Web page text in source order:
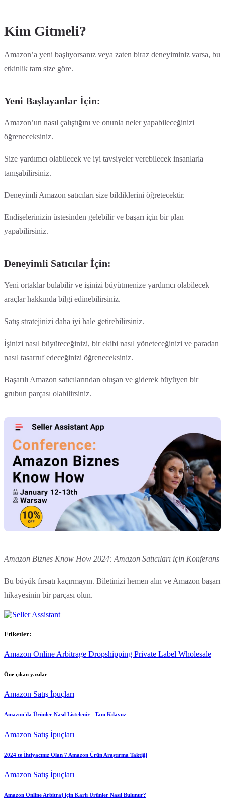
Kim Gitmeli?
Amazon’a yeni başlıyorsanız veya zaten biraz deneyiminiz varsa, bu
etkinlik tam size göre.
Yeni Başlayanlar İçin:
Amazon’un nasıl çalıştığını ve onunla neler yapabileceğinizi
öğreneceksiniz.
Size yardımcı olabilecek ve iyi tavsiyeler verebilecek insanlarla
tanışabilirsiniz.
Deneyimli Amazon satıcıları size bildiklerini öğretecektir.
Endişelerinizin üstesinden gelebilir ve başarı için bir plan
yapabilirsiniz.
Deneyimli Satıcılar İçin:
Yeni ortaklar bulabilir ve işinizi büyütmenize yardımcı olabilecek
araçlar hakkında bilgi edinebilirsiniz.
Satış stratejinizi daha iyi hale getirebilirsiniz.
İşinizi nasıl büyüteceğinizi, bir ekibi nasıl yöneteceğinizi ve paradan
nasıl tasarruf edeceğinizi öğreneceksiniz.
Başarılı Amazon satıcılarından oluşan ve giderek büyüyen bir
grubun parçası olabilirsiniz.
Amazon Biznes Know How 2024: Amazon Satıcıları için Konferans
Bu büyük fırsatı kaçırmayın. Biletinizi hemen alın ve Amazon başarı
hikayesinin bir parçası olun.
Etiketler:
Amazon Online Arbitrage Dropshipping Private Label Wholesale
Öne çıkan yazılar
Amazon Satış İpuçları
Amazon'da Ürünler Nasıl Listelenir - Tam Kılavuz
Amazon Satış İpuçları
2024'te İhtiyacınız Olan 7 Amazon Ürün Araştırma Taktiği
Amazon Satış İpuçları
Amazon Online Arbitraj için Karlı Ürünler Nasıl Bulunur?